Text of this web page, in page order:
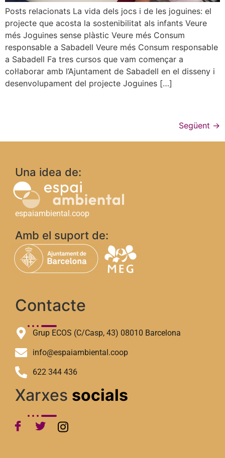
Posts relacionats La vida dels jocs i de les joguines: el
projecte que acosta la sostenibilitat als infants Veure
més Joguines sense plàstic Veure més Consum
responsable a Sabadell Veure més Consum responsable
a Sabadell Fa tres cursos que vam començar a
col·laborar amb l’Ajuntament de Sabadell en el disseny i
desenvolupament del projecte Joguines […]
Següent →
Una idea de:
espaiambiental.coop
Amb el suport de:
Contacte
Grup ECOS (C/Casp, 43) 08010 Barcelona
info@espaiambiental.coop
622 344 436
Xarxes socials